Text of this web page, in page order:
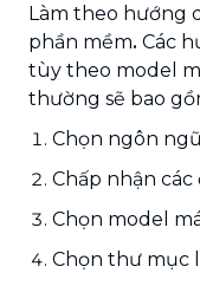
Làm theo hướng
phần mềm. Các
tùy theo model
thường sẽ bao
Chọn ngôn
Chấp nhận
Chọn model
Chọn thư mục